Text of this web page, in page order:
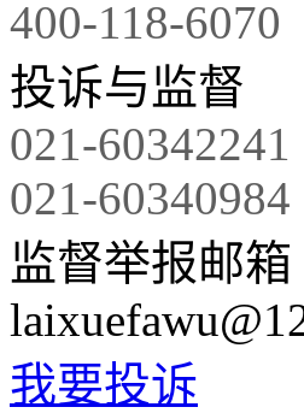
400-118-6070
投诉与监督
021-60342241
021-60340984
监督举报邮箱
我要投诉